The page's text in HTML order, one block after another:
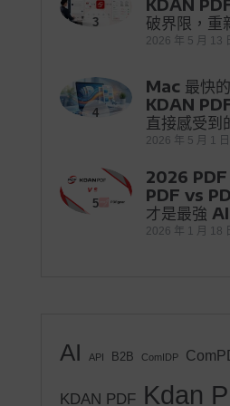
3
KDAN
破界限，重
2026 年 5 月 13
4
Mac 最快
KDAN
直接感受到
2026 年 5 月 1 日
5
2026 PDF
PDF vs
才是最強
2026 年 1 月 18
AI API B2B ComIDP
KDAN PDF Kdan